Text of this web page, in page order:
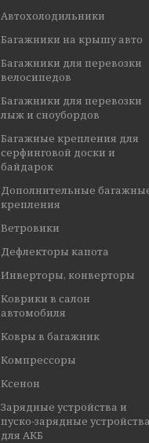
Автохолодильники
Багажники на крышу авто
Багажники для перевозки
велосипедов
Багажники для перевозки
лыж и сноубордов
Багажные крепления для
серфинговой доски и
байдарок
Дополнительные
крепления
Ветровики
Дефлекторы капота
Инверторы, конверторы
Коврики в салон
автомобиля
Ковры в багажник
Компрессоры
Ксенон
Зарядные устройства и
пуско-зарядные устройства
для АКБ